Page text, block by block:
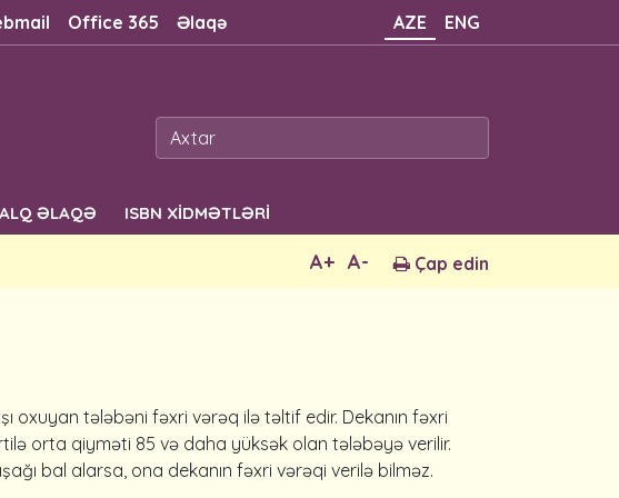
Office 365 Əlaqə AZE ENG
ƏLAQƏ ISBN XİDMƏTLƏRİ
Çap edin
A-
A+
oxuyan tələbəni fəxri vərəq ilə təltif edir. Dekanın fəxri
orta qiyməti 85 və daha yüksək olan tələ­bə­yə verilir.
bal alarsa, ona dekanın fəxri vərəqi ve­rilə bilməz.